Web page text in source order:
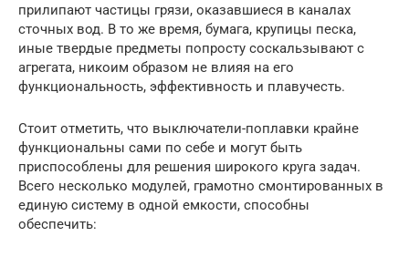
прилипают частицы грязи, оказавшиеся в каналах
сточных вод. В то же время, бумага, крупицы песка,
иные твердые предметы попросту соскальзывают с
агрегата, никоим образом не влияя на его
функциональность, эффективность и плавучесть.
Стоит отметить, что выключатели-поплавки крайне
функциональны сами по себе и могут быть
приспособлены для решения широкого круга задач.
Всего несколько модулей, грамотно смонтированных в
единую систему в одной емкости, способны
обеспечить: